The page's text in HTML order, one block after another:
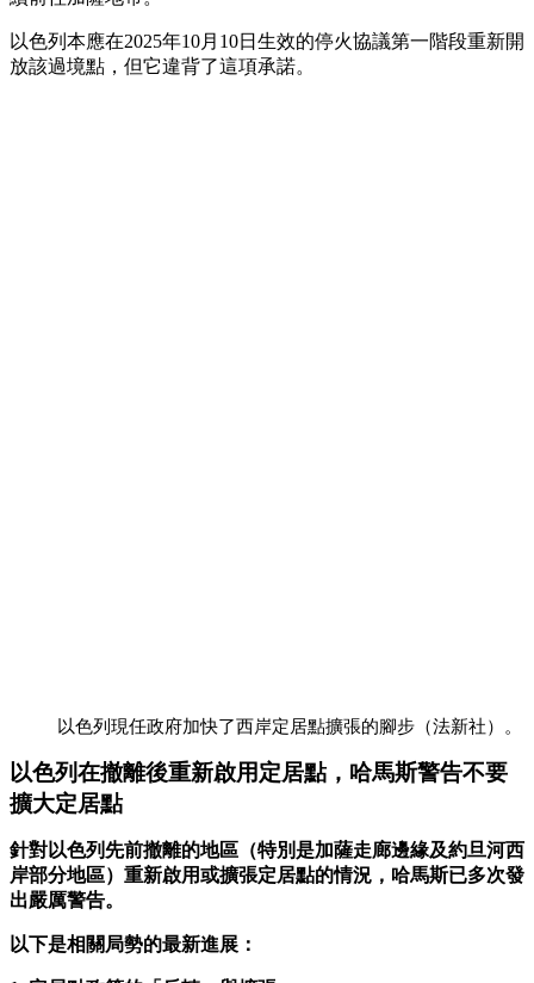
以色列本應在2025年10月10日生效的停火協議第一階段重新開
放該過境點，但它違背了這項承諾。
以色列現任政府加快了西岸定居點擴張的腳步（法新社）。
以色列在撤離後重新啟用定居點，哈馬斯警告不要
擴大定居點
針對以色列先前撤離的地區（特別是加薩走廊邊緣及約旦河西
岸部分地區）重新啟用或擴張定居點的情況，哈馬斯已多次發
出嚴厲警告。
以下是相關局勢的最新進展：